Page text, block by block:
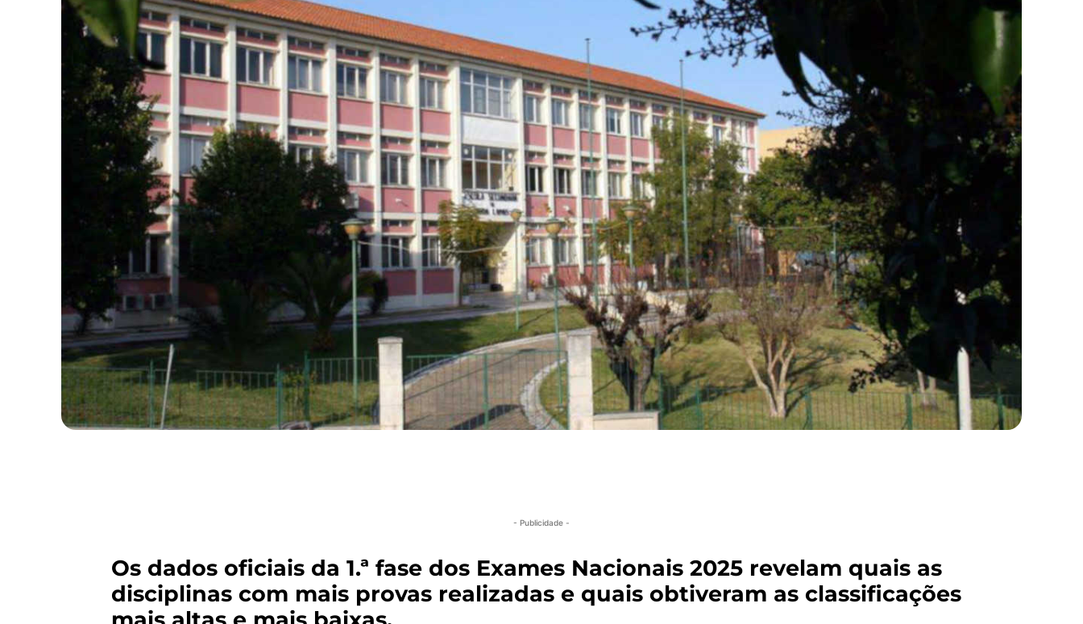
- Publicidade -
Os dados oficiais da 1.ª fase dos Exames Nacionais 2025 revelam quais as
disciplinas com mais provas realizadas e quais obtiveram as classificações